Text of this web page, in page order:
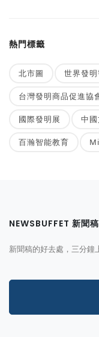
熱門標籤
北市圖 世界發
台灣發明商品促進協
國際發明展 中
百瀚智能教育
NEWSBUFFET 新聞
新聞稿的好去處，三分鐘